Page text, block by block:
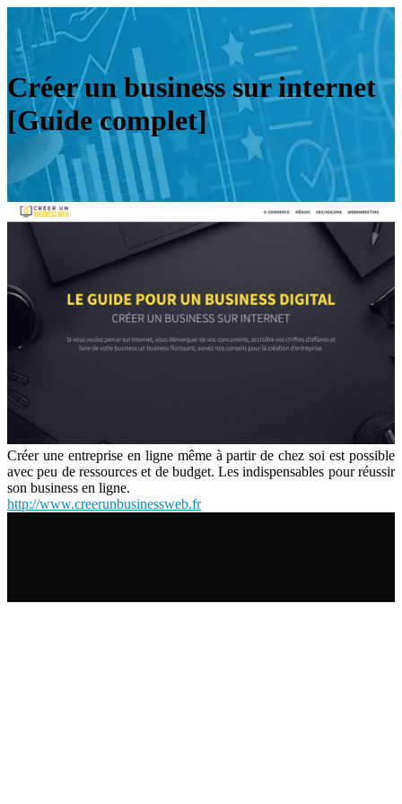
Créer un business sur internet
[Guide complet]
Créer une entreprise en ligne même à partir de chez soi est possible
avec peu de ressources et de budget. Les indispensables pour réussir
son business en ligne.
http://www.creerunbusinessweb.fr